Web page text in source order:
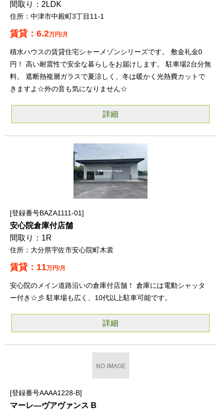
2LDK
中津市中殿町3丁目11-1
6.2万円/月
積水ハウスの賃貸住宅シャーメゾンシリーズです。 敷金礼金0
円！ 高い耐震性で安全な暮らしをお届けします。 駐車場2台分無
料。 遮断熱複層ガラスで夏涼しく、冬は暖かく光熱費カットで
きますよ☆外の音も気になりません☆
詳細
登録番号BAZA1111-01
安心院倉庫付店舗
1R
大分県宇佐市安心院町木裳
11万円/月
安心院のメイン道路沿いの倉庫付店舗！ 倉庫には電動シャッタ
ー付き☆彡 駐車場も広く、10代以上駐車可能です。
詳細
登録番号AAAA1228-B
マーレ―ヴアヴァンス B